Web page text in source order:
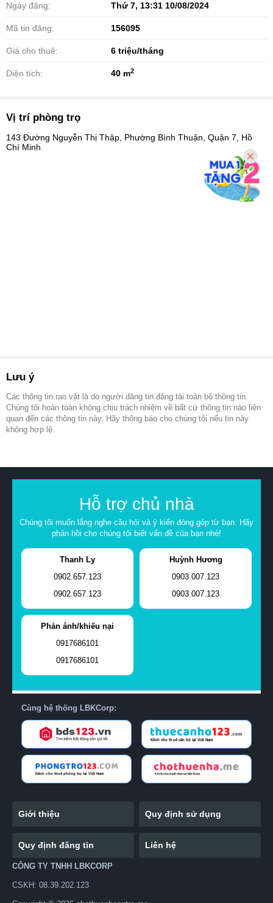
Ngày đăng: Thứ 7, 13:31 10/08/2024
Mã tin đăng: 156095
Giá cho thuê: 6 triệu/tháng
Diện tích: 40 m2
Vị trí phòng trọ
143 Đường Nguyễn Thị Thập, Phường Bình Thuận, Quận 7, Hồ
Chí Minh
Lưu ý
Các thông tin rao vặt là do người đăng tin đăng tải toàn bộ thông tin.
Chúng tôi hoàn toàn không chịu trách nhiệm về bất cứ thông tin nào liên
quan đến các thông tin này. Hãy thông báo cho chúng tôi nếu tin này
không hợp lệ.
Hỗ trợ chủ nhà
Chúng tôi muốn lắng nghe câu hỏi và ý kiến đóng góp từ bạn. Hãy
phản hồi cho chúng tôi biết vấn đề của bạn nhé!
Thanh Ly
0902.657.123
0902.657.123
Huỳnh Hương
0903.007.123
0903.007.123
Phản ánh/khiếu nại
0917686101
0917686101
Cùng hệ thống LBKCorp:
Giới thiệu Quy định sử dụng
Quy định đăng tin Liên hệ
CÔNG TY TNHH LBKCORP
CSKH: 08.39.202.123